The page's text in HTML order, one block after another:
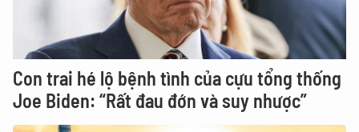
Con trai hé lộ bệnh tình của cựu tổng thống
Joe Biden: “Rất đau đớn và suy nhược”